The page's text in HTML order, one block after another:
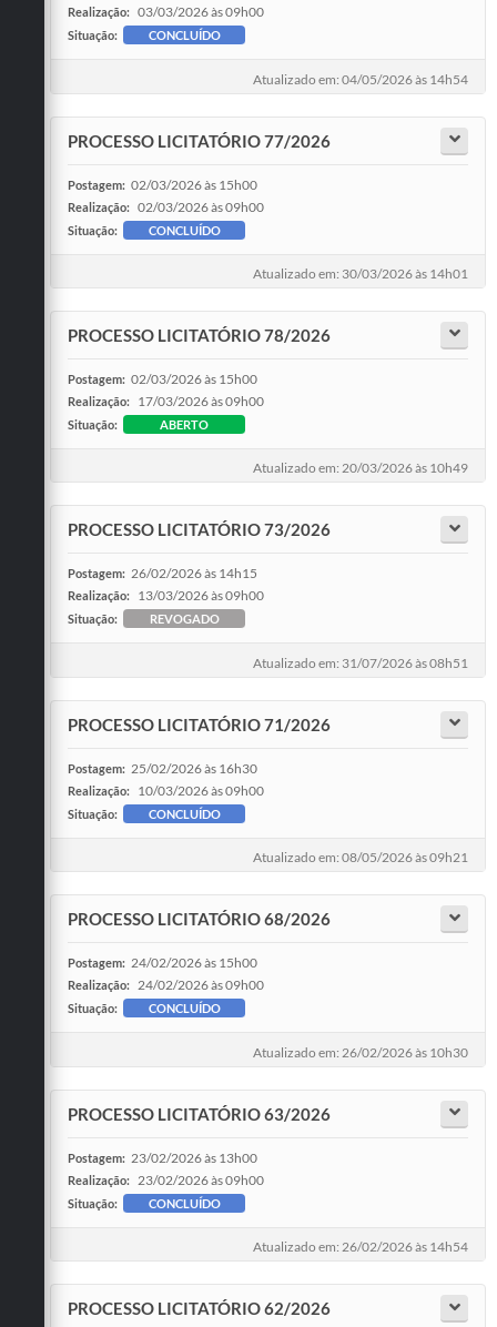
Realização: 03/03/2026 às 09h00
Situação: CONCLUÍDO
Atualizado em: 04/05/2026 às 14h54
PROCESSO LICITATÓRIO 77/2026
Postagem: 02/03/2026 às 15h00
Realização: 02/03/2026 às 09h00
Situação: CONCLUÍDO
Atualizado em: 30/03/2026 às 14h01
PROCESSO LICITATÓRIO 78/2026
Postagem: 02/03/2026 às 15h00
Realização: 17/03/2026 às 09h00
Situação: ABERTO
Atualizado em: 20/03/2026 às 10h49
PROCESSO LICITATÓRIO 73/2026
Postagem: 26/02/2026 às 14h15
Realização: 13/03/2026 às 09h00
Situação: REVOGADO
Atualizado em: 31/07/2026 às 08h51
PROCESSO LICITATÓRIO 71/2026
Postagem: 25/02/2026 às 16h30
Realização: 10/03/2026 às 09h00
Situação: CONCLUÍDO
Atualizado em: 08/05/2026 às 09h21
PROCESSO LICITATÓRIO 68/2026
Postagem: 24/02/2026 às 15h00
Realização: 24/02/2026 às 09h00
Situação: CONCLUÍDO
Atualizado em: 26/02/2026 às 10h30
PROCESSO LICITATÓRIO 63/2026
Postagem: 23/02/2026 às 13h00
Realização: 23/02/2026 às 09h00
Situação: CONCLUÍDO
Atualizado em: 26/02/2026 às 14h54
PROCESSO LICITATÓRIO 62/2026